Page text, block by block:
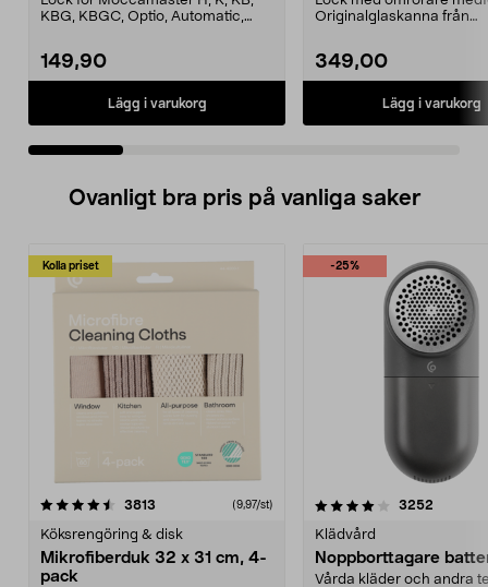
KBG, KBGC, Optio, Automatic,
149,90
Lägg i varukorg
Originalglaskanna från
349,00
Lägg i varukorg
Ovanligt bra pris på vanliga saker
Kolla priset
3813 (9,97/st)
Köksrengöring & disk
Mikrofiberduk 32 x 31 cm, 4-
pack
-25%
4.0av 5 stjärnor 3252
Klädvård
Noppborttagare
Vårda kläder och andra
4.5av 5 stjärnor